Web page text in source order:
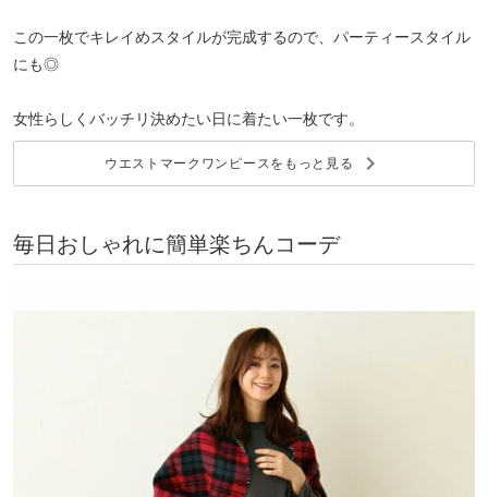
この一枚でキレイめスタイルが完成するので、パーティースタイル
にも◎
女性らしくバッチリ決めたい日に着たい一枚です。
ウエストマークワンピースをもっと見る keyboard_arrow_right
毎日おしゃれに簡単楽ちんコーデ